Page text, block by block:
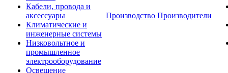
Кабели, провода и
аксессуары
Климатические и
инженерные системы
Низковольтное и
промышленное
электрооборудование
Освещение
Производство Производители